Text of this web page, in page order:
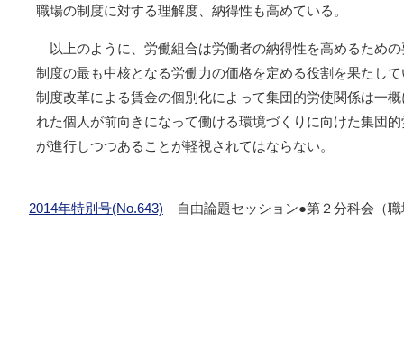
職場の制度に対する理解度、納得性も高めている。
以上のように、労働組合は労働者の納得性を高めるため
制度の最も中核となる労働力の価格を定める役割を果たし
制度改革による賃金の個別化によって集団的労使関係は一
れた個人が前向きになって働ける環境づくりに向けた集団
が進行しつつあることが軽視されてはならない。
2014年特別号(No.643) 自由論題セッション●第２分科会（